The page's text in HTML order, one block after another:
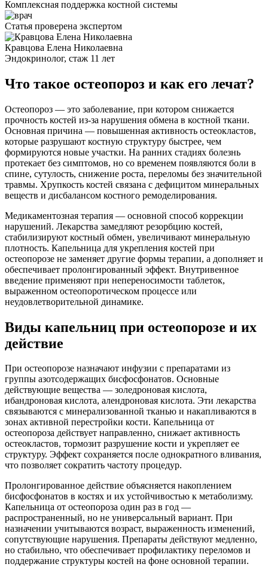
Комплексная поддержка костной системы
Статья проверена экспертом
Кравцова Елена Николаевна
Эндокринолог, стаж 11 лет
Что такое остеопороз и как его лечат?
Остеопороз — это заболевание, при котором снижается
прочность костей из-за нарушения обмена в костной ткани.
Основная причина — повышенная активность остеокластов,
которые разрушают костную структуру быстрее, чем
формируются новые участки. На ранних стадиях болезнь
протекает без симптомов, но со временем появляются боли в
спине, сутулость, снижение роста, переломы без значительной
травмы. Хрупкость костей связана с дефицитом минеральных
веществ и дисбалансом костного ремоделирования.
Медикаментозная терапия — основной способ коррекции
нарушений. Лекарства замедляют резорбцию костей,
стабилизируют костный обмен, увеличивают минеральную
плотность. Капельница для укрепления костей при
остеопорозе не заменяет другие формы терапии, а дополняет и
обеспечивает пролонгированный эффект. Внутривенное
введение применяют при непереносимости таблеток,
выраженном остеопоротическом процессе или
неудовлетворительной динамике.
Виды капельниц при остеопорозе и их
действие
При остеопорозе назначают инфузии с препаратами из
группы азотсодержащих бисфосфонатов. Основные
действующие вещества — золедроновая кислота,
ибандроновая кислота, алендроновая кислота. Эти лекарства
связываются с минерализованной тканью и накапливаются в
зонах активной перестройки кости. Капельница от
остеопороза действует направленно, снижает активность
остеокластов, тормозит разрушение кости и укрепляет ее
структуру. Эффект сохраняется после однократного вливания,
что позволяет сократить частоту процедур.
Пролонгированное действие объясняется накоплением
бисфосфонатов в костях и их устойчивостью к метаболизму.
Капельница от остеопороза один раз в год —
распространенный, но не универсальный вариант. При
назначении учитываются возраст, выраженность изменений,
сопутствующие нарушения. Препараты действуют медленно,
но стабильно, что обеспечивает профилактику переломов и
поддержание структуры костей на фоне основной терапии.